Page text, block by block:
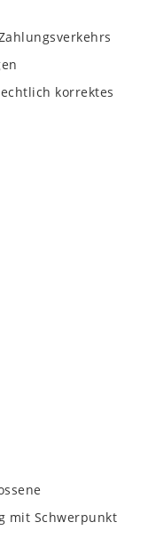
korrektes
mit Schwerpunkt